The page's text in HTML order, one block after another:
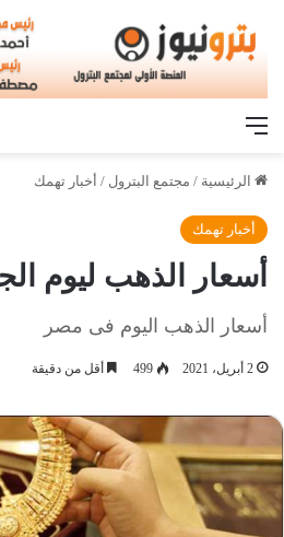
القائمة
الرئيسية / مجتمع البترول / أخبار تهمك
أخبار تهمك
أسعار الذهب ليوم الجمعة 2
أسعار الذهب اليوم فى مصر
2 أبريل، 2021 499 أقل من دقيقة